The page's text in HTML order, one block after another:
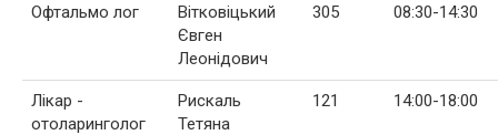
Офтальмо лог
Вітковіцький
Євген
Леонідович
305 08:30-14:30
Лікар -
отоларинголог
Рискаль
Тетяна
121 14:00-18:00